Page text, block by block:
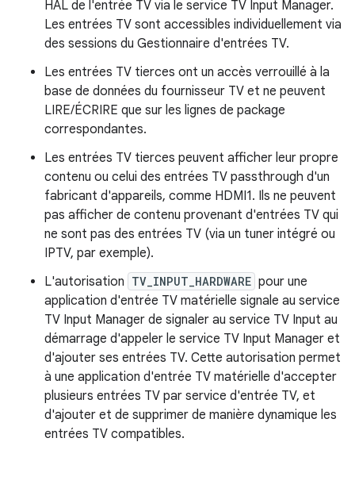
HAL de l'entrée TV via le service TV Input Manager.
Les entrées TV sont accessibles individuellement via
des sessions du Gestionnaire d'entrées TV.
Les entrées TV tierces ont un accès verrouillé à la
base de données du fournisseur TV et ne peuvent
LIRE/ÉCRIRE que sur les lignes de package
correspondantes.
Les entrées TV tierces peuvent afficher leur propre
contenu ou celui des entrées TV passthrough d'un
fabricant d'appareils, comme HDMI1. Ils ne peuvent
pas afficher de contenu provenant d'entrées TV qui
ne sont pas des entrées TV (via un tuner intégré ou
IPTV, par exemple).
L'autorisation TV_INPUT_HARDWARE pour une
application d'entrée TV matérielle signale au service
TV Input Manager de signaler au service TV Input au
démarrage d'appeler le service TV Input Manager et
d'ajouter ses entrées TV. Cette autorisation permet
à une application d'entrée TV matérielle d'accepter
plusieurs entrées TV par service d'entrée TV, et
d'ajouter et de supprimer de manière dynamique les
entrées TV compatibles.